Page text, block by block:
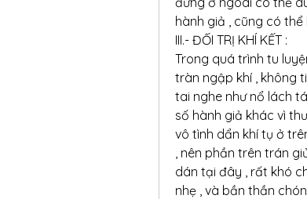
hành giả , cũng có
III.- ĐỐI TRỊ KHÍ KẾT :
Trong quá trình tu
tràn ngập khí , không
tai nghe như nổ lách
số hành giả khác vì
vô tình dẩn khí tụ ở
, nên phần trên trán
dán tại đây , rất khó
nhẹ , và bần thần